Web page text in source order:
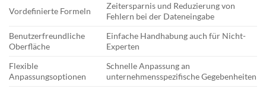
Vordefinierte Formeln
Zeitersparnis und Reduzierung von
Fehlern bei der Dateneingabe
Benutzerfreundliche
Oberfläche
Einfache Handhabung auch für Nicht-
Experten
Flexible
Anpassungsoptionen
Schnelle Anpassung an
unternehmensspezifische Gegebenheiten